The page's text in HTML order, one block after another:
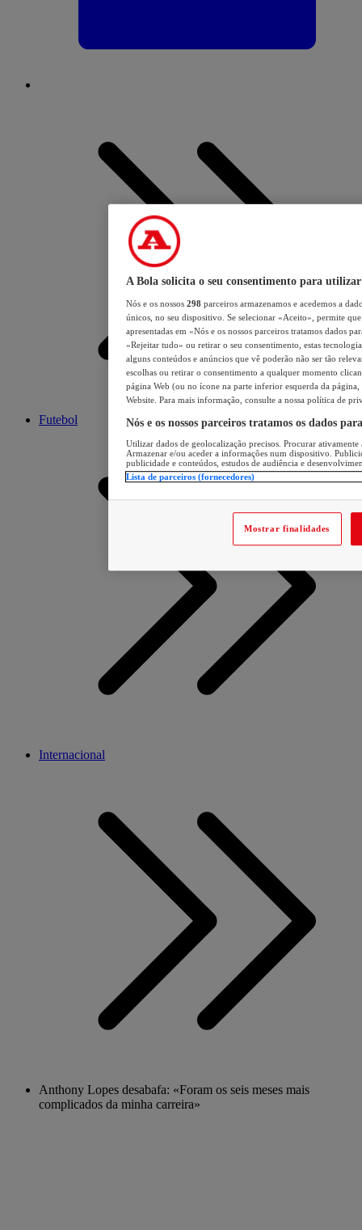
Futebol
Internacional
Anthony Lopes desabafa: «Foram os seis meses mais
complicados da minha carreira»
A Bola solicita o seu consentimento para utilizar
Nós e os nossos 298 parceiros armazenamos e acedemos a
únicos, no seu dispositivo. Se selecionar «Aceito», permite
apresentadas em «Nós e os nossos parceiros tratamos dados
«Rejeitar tudo» ou retirar o seu consentimento, estas
alguns conteúdos e anúncios que vê poderão não ser tão
escolhas ou retirar o consentimento a qualquer momento
página Web (ou no ícone na parte inferior esquerda da página,
Website. Para mais informação, consulte a nossa política de
Nós e os nossos parceiros tratamos os dados
Utilizar dados de geolocalização precisos. Procurar
Armazenar e/ou aceder a informações num dispositivo.
publicidade e conteúdos, estudos de audiência e
Lista de parceiros (fornecedores)
Mostrar finalidades